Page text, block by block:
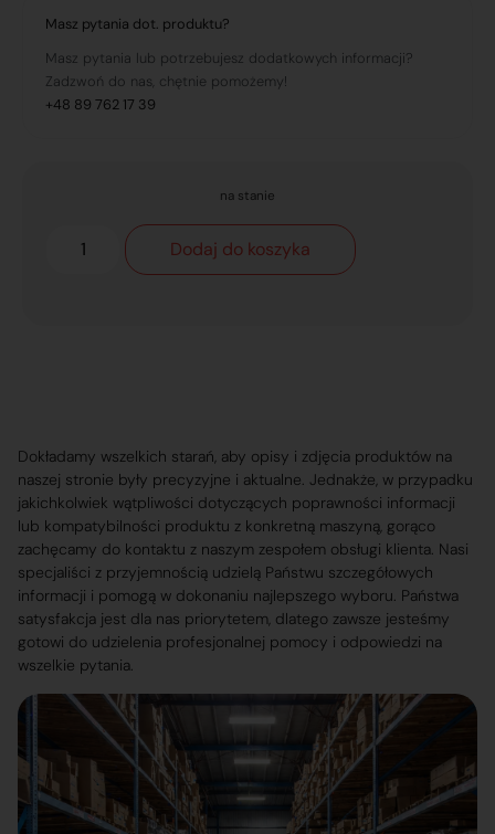
Masz pytania dot. produktu?
Masz pytania lub potrzebujesz dodatkowych informacji?
Zadzwoń do nas, chętnie pomożemy!
+48 89 762 17 39
na stanie
Dodaj do koszyka
Dokładamy wszelkich starań, aby opisy i zdjęcia produktów na
naszej stronie były precyzyjne i aktualne. Jednakże, w przypadku
jakichkolwiek wątpliwości dotyczących poprawności informacji
lub kompatybilności produktu z konkretną maszyną, gorąco
zachęcamy do kontaktu z naszym zespołem obsługi klienta. Nasi
specjaliści z przyjemnością udzielą Państwu szczegółowych
informacji i pomogą w dokonaniu najlepszego wyboru. Państwa
satysfakcja jest dla nas priorytetem, dlatego zawsze jesteśmy
gotowi do udzielenia profesjonalnej pomocy i odpowiedzi na
wszelkie pytania.